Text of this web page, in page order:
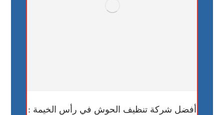
أفضل شركة تنظيف الحوش في رأس الخيمة :